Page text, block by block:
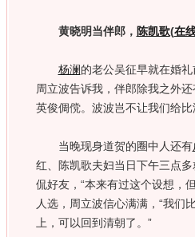
黄晓明当伴郎， 陈凯歌(在
杨澜的老公吴征早就在婚
周立波告诉我，伴郎除我之外还
英俊倜傥。波波岂不让我们给比
当晚现身道贺的圈中人还有
红、陈凯歌夫妇当日下午三点
侃好友，“本来有过这个设想，
人选，周立波信心满满，“我们
上，可以回到清朝了。”